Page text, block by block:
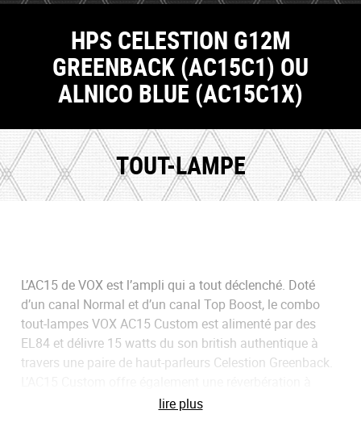
HPS CELESTION G12M
GREENBACK (AC15C1) OU
ALNICO BLUE (AC15C1X)
TOUT-LAMPE
L’AC15 de VOX est l’ampli qui a tout déclenché. Doté
d’un canal Normal et d’un canal Top Boost, le combo
tout-lampes VOX AC15 Custom est alimenté par des
EL84 et délivre 15 watts du son british authentique à
travers une paire de haut-parleurs Celestion Greenback.
ressort commutable au pied ainsi que le classique
lire plus